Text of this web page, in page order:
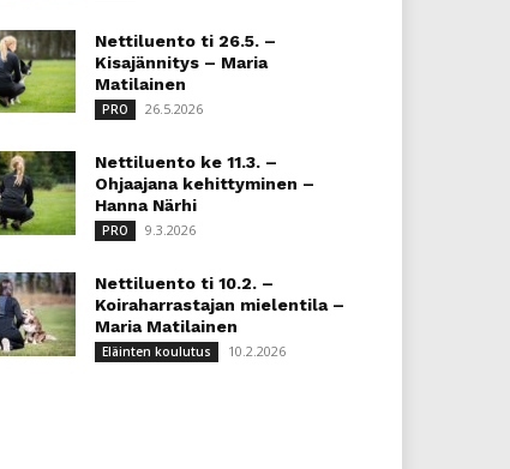
Nettiluento ti 26.5. –
Kisajännitys – Maria
Matilainen
PRO 26.5.2026
Nettiluento ke 11.3. –
Ohjaajana kehittyminen –
Hanna Närhi
PRO 9.3.2026
Nettiluento ti 10.2. –
Koiraharrastajan mielentila –
Maria Matilainen
Eläinten koulutus 10.2.2026